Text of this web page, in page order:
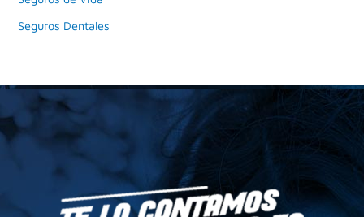
Seguros Dentales